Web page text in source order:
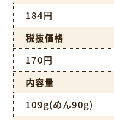
184円
税抜価格
170円
内容量
109g(めん90g)